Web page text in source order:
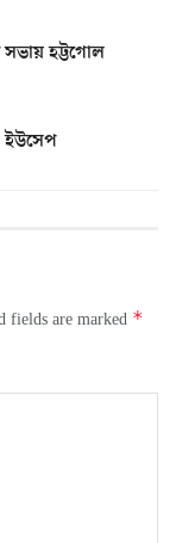
সভায় হট্টগোল
ইউসেপ
fields are marked *